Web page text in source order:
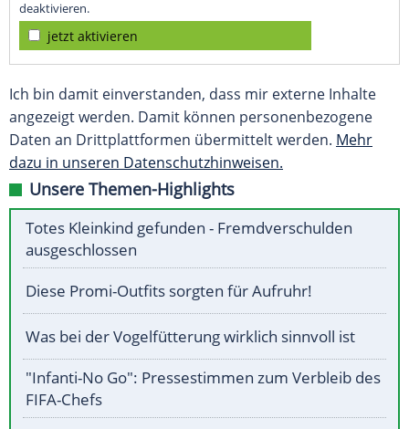
deaktivieren.
jetzt aktivieren
Ich bin damit einverstanden, dass mir externe Inhalte
angezeigt werden. Damit können personenbezogene
Daten an Drittplattformen übermittelt werden. Mehr
dazu in unseren Datenschutzhinweisen.
Unsere Themen-Highlights
Totes Kleinkind gefunden - Fremdverschulden
ausgeschlossen
Diese Promi-Outfits sorgten für Aufruhr!
Was bei der Vogelfütterung wirklich sinnvoll ist
"Infanti-No Go": Pressestimmen zum Verbleib des
FIFA-Chefs